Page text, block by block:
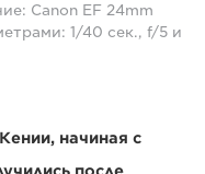
Canon EF 24mm
1/40 сек., f/5 и
начиная с